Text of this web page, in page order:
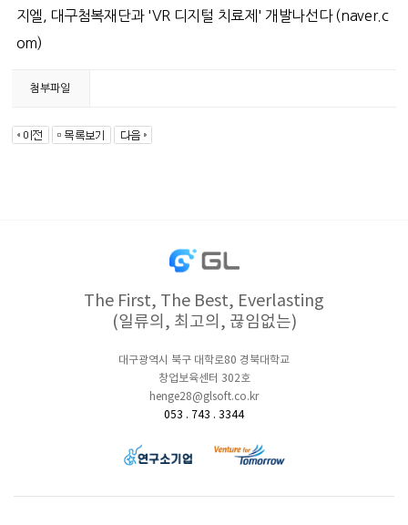
지엘, 대구첨복재단과 'VR 디지털 치료제' 개발나선다 (naver.c
om)
첨부파일
The First, The Best, Everlasting
(일류의, 최고의, 끊임없는)
대구광역시 북구 대학로80 경북대학교
창업보육센터 302호
henge28@glsoft.co.kr
053 . 743 . 3344